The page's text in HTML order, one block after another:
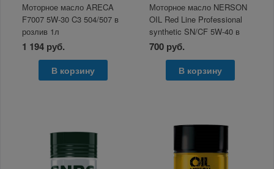
Моторное масло ARECA
F7007 5W-30 C3 504/507 в
розлив 1л
1 194 руб.
В корзину
Моторное масло NERSON
OIL Red Line Professional
synthetic SN/CF 5W-40 в
розлив 1л
700 руб.
В корзину